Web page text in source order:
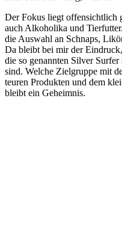
Der Fokus liegt offensichtlich
auch Alkoholika und
die Auswahl an Schnaps,
Da bleibt bei mir der
die so genannten Silver
sind. Welche Zielgruppe mit
teuren Produkten und dem
bleibt ein Geheimnis.